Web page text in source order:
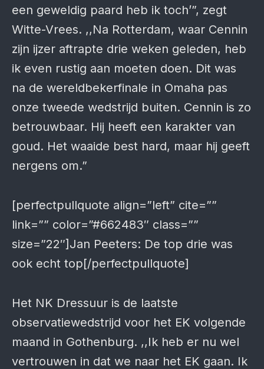
een geweldig paard heb ik toch’”, zegt
Witte-Vrees. ,,Na Rotterdam, waar Cennin
zijn ijzer aftrapte drie weken geleden, heb
ik even rustig aan moeten doen. Dit was
na de wereldbekerfinale in Omaha pas
onze tweede wedstrijd buiten. Cennin is zo
betrouwbaar. Hij heeft een karakter van
goud. Het waaide best hard, maar hij geeft
nergens om.”
[perfectpullquote align=”left” cite=””
link=”” color=”#662483″ class=””
size=”22″]Jan Peeters: De top drie was
ook echt top[/perfectpullquote]
Het NK Dressuur is de laatste
observatiewedstrijd voor het EK volgende
maand in Gothenburg. ,,Ik heb er nu wel
vertrouwen in dat we naar het EK gaan. Ik